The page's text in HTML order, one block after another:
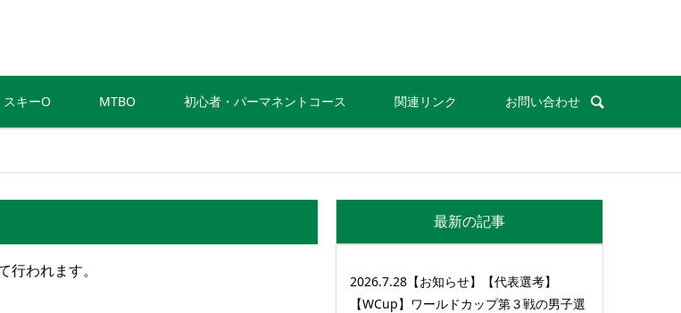
スキーO MTBO 初心者・パーマネントコース 関連リンク お問い合わせ
われます。
最新の記事
2026.7.28【お知らせ】【代表選考】
【WCup】ワールドカップ第３戦の男子選